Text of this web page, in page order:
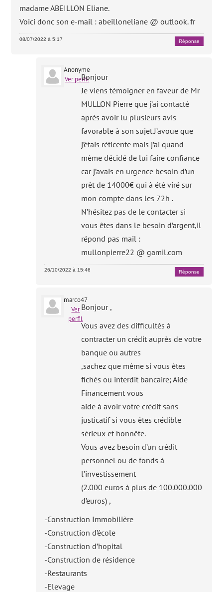
madame ABEILLON Eliane.
Voici donc son e-mail : abeilloneliane @ outlook. fr
08/07/2022 à 5:17 Réponse
Anonyme
Ver perfilBonjour
Je viens témoigner en faveur de Mr
MULLON Pierre que j’ai contacté
après avoir lu plusieurs avis
favorable à son sujet.J’avoue que
j’étais réticente mais j’ai quand
même décidé de lui faire confiance
car j’avais en urgence besoin d’un
prêt de 14000€ qui à été viré sur
mon compte dans les 72h .
N’hésitez pas de le contacter si
vous êtes dans le besoin d’argent,il
répond pas mail :
mullonpierre22 @ gamil.com
26/10/2022 à 15:46 Réponse
marco47
Ver
perfil
Bonjour ,
Vous avez des difficultés à
contracter un crédit auprès de votre
banque ou autres
,sachez que même si vous êtes
fichés ou interdit bancaire; Aide
Financement vous
aide à avoir votre crédit sans
justicatif si vous êtes crédible
sérieux et honnête.
Vous avez besoin d’un crédit
personnel ou de fonds à
l’investissement
(2.000 euros à plus de 100.000.000
d’euros) ,
-Construction Immobilière
-Construction d’école
-Construction d’hopital
-Construction de résidence
-Restaurants
-Elevage